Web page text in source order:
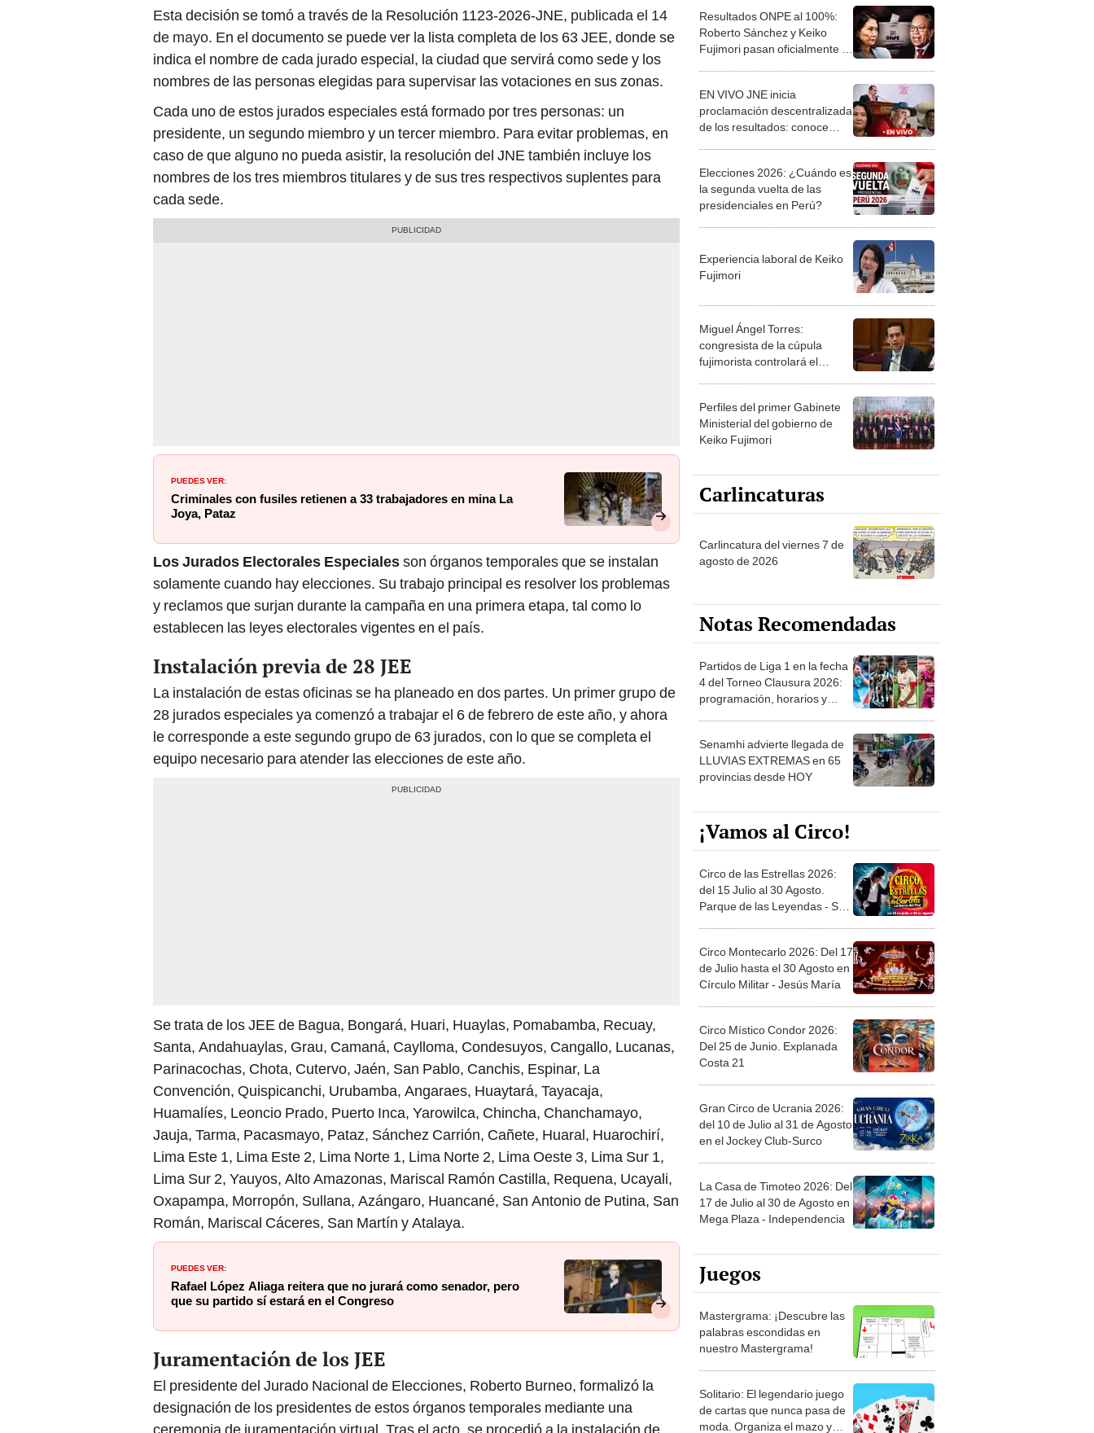
Esta decisión se tomó a través de la Resolución 1123-2026-JNE, publicada el 14
de mayo. En el documento se puede ver la lista completa de los 63 JEE, donde se
indica el nombre de cada jurado especial, la ciudad que servirá como sede y los
nombres de las personas elegidas para supervisar las votaciones en sus zonas.
Cada uno de estos jurados especiales está formado por tres personas: un
presidente, un segundo miembro y un tercer miembro. Para evitar problemas, en
caso de que alguno no pueda asistir, la resolución del JNE también incluye los
nombres de los tres miembros titulares y de sus tres respectivos suplentes para
cada sede.
PUEDES VER:
Criminales con fusiles retienen a 33 trabajadores en mina La
Joya, Pataz
Los Jurados Electorales Especialesson órganos temporales que se instalan
solamente cuando hay elecciones. Su trabajo principal es resolver los problemas
y reclamos que surjan durante la campaña en una primera etapa, tal como lo
establecen las leyes electorales vigentes en el país.
Instalación previa de 28 JEE
La instalación de estas oficinas se ha planeado en dos partes. Un primer grupo de
28 jurados especiales ya comenzó a trabajar el 6 de febrero de este año, y ahora
le corresponde a este segundo grupo de 63 jurados, con lo que se completa el
equipo necesario para atender las elecciones de este año.
Se trata de los JEE de Bagua, Bongará, Huari, Huaylas, Pomabamba, Recuay,
Santa, Andahuaylas, Grau, Camaná, Caylloma, Condesuyos, Cangallo, Lucanas,
Parinacochas, Chota, Cutervo, Jaén, San Pablo, Canchis, Espinar, La
Convención, Quispicanchi, Urubamba, Angaraes, Huaytará, Tayacaja,
Huamalíes, Leoncio Prado, Puerto Inca, Yarowilca, Chincha, Chanchamayo,
Jauja, Tarma, Pacasmayo, Pataz, Sánchez Carrión, Cañete, Huaral, Huarochirí,
Lima Este 1, Lima Este 2, Lima Norte 1, Lima Norte 2, Lima Oeste 3, Lima Sur 1,
Lima Sur 2, Yauyos, Alto Amazonas, Mariscal Ramón Castilla, Requena, Ucayali,
Oxapampa, Morropón, Sullana, Azángaro, Huancané, San Antonio de Putina, San
Román, Mariscal Cáceres, San Martín y Atalaya.
PUEDES VER:
Rafael López Aliaga reitera que no jurará como senador, pero
que su partido sí estará en el Congreso
Juramentación de los JEE
El presidente del Jurado Nacional de Elecciones, Roberto Burneo, formalizó la
designación de los presidentes de estos órganos temporales mediante una
ceremonia de juramentación virtual. Tras el acto, se procedió a la instalación de
Resultados ONPE al 100%:
Roberto Sánchez y Keiko
Fujimori pasan oficialmente a
EN VIVO JNE inicia
proclamación descentralizada
de los resultados: conoce
Elecciones 2026: ¿Cuándo es
la segunda vuelta de las
presidenciales en Perú?
Experiencia laboral de Keiko
Fujimori
Miguel Ángel Torres:
congresista de la cúpula
fujimorista controlará el
Perfiles del primer Gabinete
Ministerial del gobierno de
Keiko Fujimori
Carlincaturas
Carlincatura del viernes 7 de
agosto de 2026
Notas Recomendadas
Partidos de Liga 1 en la fecha
4 del Torneo Clausura 2026:
programación, horarios y
Senamhi advierte llegada de
LLUVIAS EXTREMAS en 65
provincias desde HOY
¡Vamos al Circo!
Circo de las Estrellas 2026:
del 15 Julio al 30 Agosto.
Parque de las Leyendas - San
Circo Montecarlo 2026: Del 17
de Julio hasta el 30 Agosto en
Círculo Militar - Jesús María
Circo Místico Condor 2026:
Del 25 de Junio. Explanada
Costa 21
Gran Circo de Ucrania 2026:
del 10 de Julio al 31 de Agosto
en el Jockey Club-Surco
La Casa de Timoteo 2026: Del
17 de Julio al 30 de Agosto en
Mega Plaza - Independencia
Juegos
Mastergrama: ¡Descubre las
palabras escondidas en
nuestro Mastergrama!
Solitario: El legendario juego
de cartas que nunca pasa de
moda. Organiza el mazo y